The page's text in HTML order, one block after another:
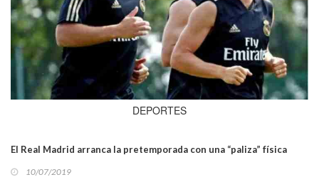
DEPORTES
El Real Madrid arranca la pretemporada con una “paliza” física
10/07/2019